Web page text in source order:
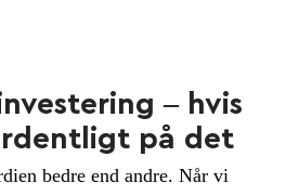
– hvis
på det
bedre end andre. Når vi